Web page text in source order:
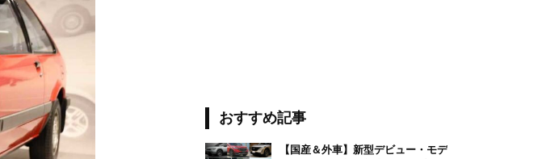
おすすめ記事
【国産＆外車】新型デビュー・モデ